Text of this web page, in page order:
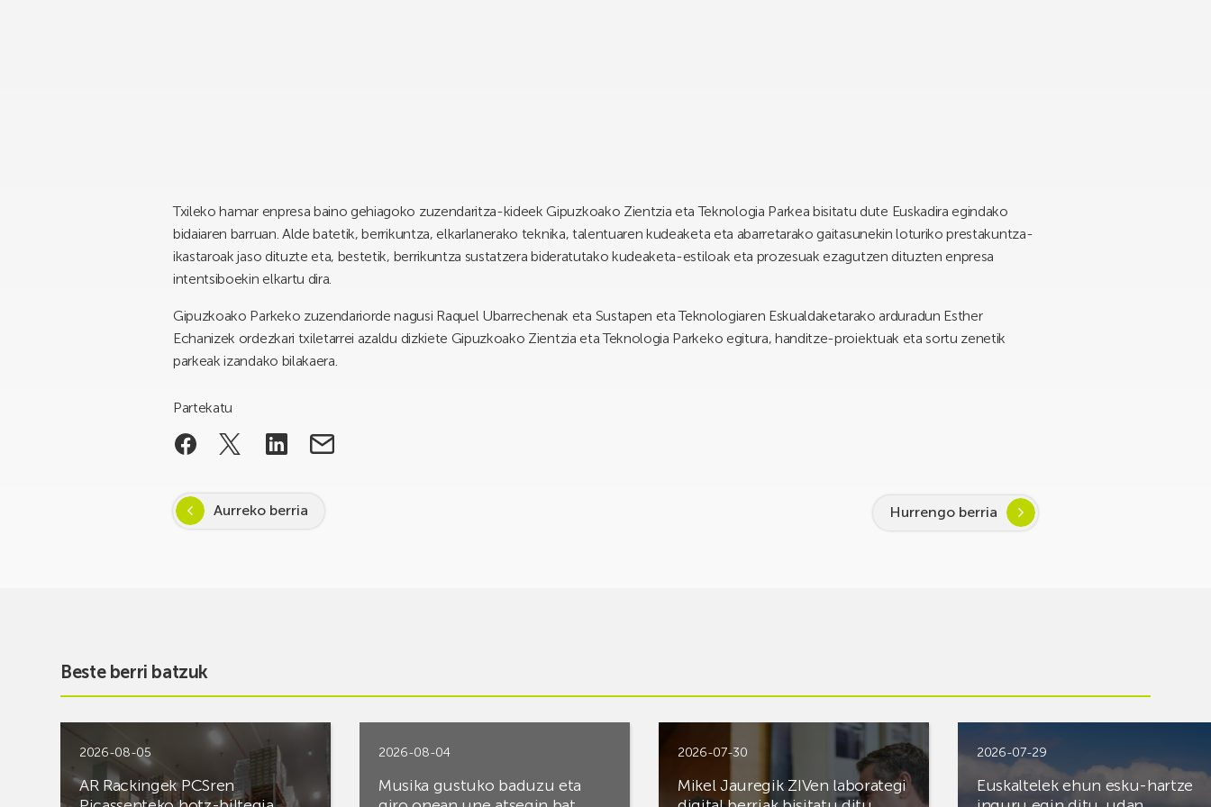
Txileko hamar enpresa baino gehiagoko zuzendaritza-kideek Gipuzkoako Zientzia eta Teknologia Parkea bisitatu dute Euskadira egindako
bidaiaren barruan. Alde batetik, berrikuntza, elkarlanerako teknika, talentuaren kudeaketa eta abarretarako gaitasunekin loturiko prestakuntza-
ikastaroak jaso dituzte eta, bestetik, berrikuntza sustatzera bideratutako kudeaketa-estiloak eta prozesuak ezagutzen dituzten enpresa
intentsiboekin elkartu dira.
Gipuzkoako Parkeko zuzendariorde nagusi Raquel Ubarrechenak eta Sustapen eta Teknologiaren Eskualdaketarako arduradun Esther
Echanizek ordezkari txiletarrei azaldu dizkiete Gipuzkoako Zientzia eta Teknologia Parkeko egitura, handitze-proiektuak eta sortu zenetik
parkeak izandako bilakaera.
Partekatu
Aurreko berria Hurrengo berria
Beste berri batzuk
2026-08-05
AR Rackingek PCSren
2026-08-04
Musika gustuko baduzu eta
2026-07-30
Mikel Jauregik ZIVen laborategi
2026-07-29
Euskaltelek ehun esku-hartze